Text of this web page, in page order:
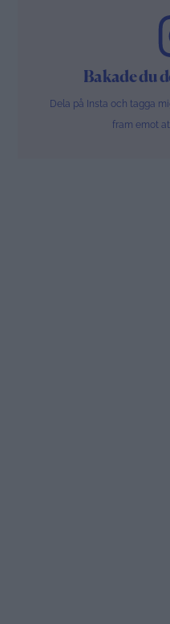
Bakade du
Dela på Insta och tagga
fram emot